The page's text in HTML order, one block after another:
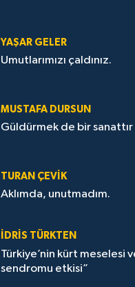
YAŞAR GELER
Umutlarımızı çaldınız.
MUSTAFA DURSUN
Güldürmek de bir sanattır
TURAN ÇEVİK
Aklımda, unutmadım.
İDRİS TÜRKTEN
Türkiye’nin kürt meselesi
sendromu etkisi”